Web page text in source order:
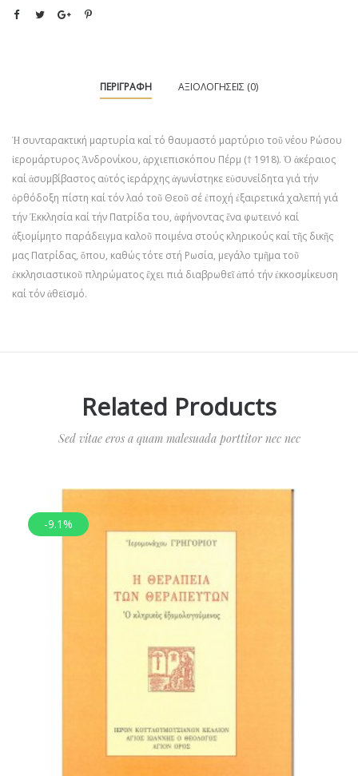
ΠΕΡΙΓΡΑΦΉ ΑΞΙΟΛΟΓΉΣΕΙΣ (0)
Ἡ συνταρακτική μαρτυρία καί τό θαυμαστό μαρτύριο τοῦ νέου Ρώσου
ἱερομάρτυρος Ἀνδρονίκου, ἀρχιεπισκόπου Πέρμ († 1918). Ὁ ἀκέραιος
καί ἀσυμβίβαστος αὐτός ἱεράρχης ἀγωνίστηκε εὐσυνείδητα γιά τήν
ὀρθόδοξη πίστη καί τόν λαό τοῦ Θεοῦ σέ ἐποχή ἐξαιρετικά χαλεπή γιά
τήν Ἐκκλησία καί τήν Πατρίδα του, ἀφήνοντας ἕνα φωτεινό καί
ἀξιομίμητο παράδειγμα καλοῦ ποιμένα στούς κληρικούς καί τῆς δικῆς
μας Πατρίδας, ὅπου, καθώς τότε στή Ρωσία, μεγάλο τμῆμα τοῦ
ἐκκλησιαστικοῦ πληρώματος ἔχει πιά διαβρωθεῖ ἀπό τήν ἐκκοσμίκευση
καί τόν ἀθεϊσμό.
Related Products
Sed vitae eros a quam malesuada porttitor nec nec
-9.1%